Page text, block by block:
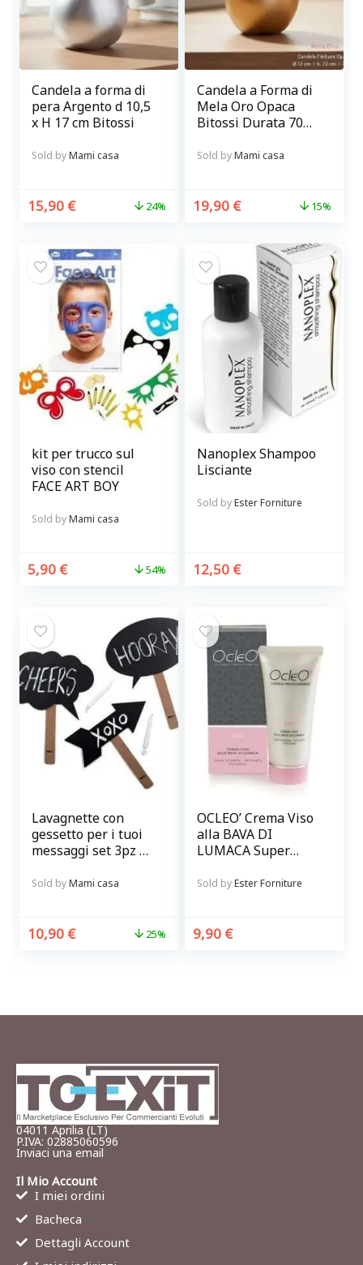
Candela a forma di
pera Argento d 10,5
x H 17 cm Bitossi
Sold byMami casa
15,90 € 24%
Candela a Forma di
Mela Oro Opaca
Bitossi Durata 70
Sold byMami casa
19,90 € 15%
kit per trucco sul
viso con stencil
FACE ART BOY
Sold byMami casa
5,90 € 54%
Nanoplex Shampoo
Lisciante
Sold byEster Forniture
12,50 €
Lavagnette con
gessetto per i tuoi
messaggi set 3pz @
Sold byMami casa
10,90 € 25%
OCLEO’ Crema Viso
alla BAVA DI
LUMACA Super
antirughe
Sold byEster Forniture
9,90 €
04011 Aprilia (LT)
P.IVA: 02885060596
Inviaci una email
Il Mio Account
I miei ordini
Bacheca
Dettagli Account